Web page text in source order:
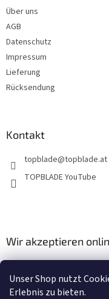
Unser Shop nutzt
Erlebnis zu bieten.
Über uns
AGB
Datenschutz
Impressum
Lieferung
Rücksendung
Kontakt
topblade@topblade.at
TOPBLADE YouTube
Wir akzeptieren